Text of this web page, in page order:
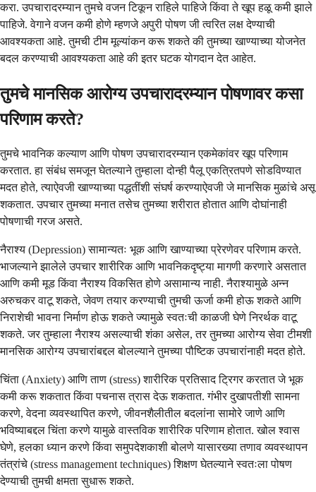
करा. उपचारादरम्यान तुमचे वजन टिकून राहिले पाहिजे किंवा ते खूप हळू कमी झाले
पाहिजे. वेगाने वजन कमी होणे म्हणजे अपुरी पोषण जी त्वरित लक्ष देण्याची
आवश्यकता आहे. तुमची टीम मूल्यांकन करू शकते की तुमच्या खाण्याच्या योजनेत
बदल करण्याची आवश्यकता आहे की इतर घटक योगदान देत आहेत.
तुमचे मानसिक आरोग्य उपचारादरम्यान पोषणावर कसा
परिणाम करते?
तुमचे भावनिक कल्याण आणि पोषण उपचारादरम्यान एकमेकांवर खूप परिणाम
करतात. हा संबंध समजून घेतल्याने तुम्हाला दोन्ही पैलू एकत्रितपणे सोडविण्यात
मदत होते, त्याऐवजी खाण्याच्या पद्धतींशी संघर्ष करण्याऐवजी जे मानसिक मुळांचे असू
शकतात. उपचार तुमच्या मनात तसेच तुमच्या शरीरात होतात आणि दोघांनाही
पोषणाची गरज असते.
नैराश्य (Depression) सामान्यतः भूक आणि खाण्याच्या प्रेरणेवर परिणाम करते.
भाजल्याने झालेले उपचार शारीरिक आणि भावनिकदृष्ट्या मागणी करणारे असतात
आणि कमी मूड किंवा नैराश्य विकसित होणे असामान्य नाही. नैराश्यामुळे अन्न
अरुचकर वाटू शकते, जेवण तयार करण्याची तुमची ऊर्जा कमी होऊ शकते आणि
निराशेची भावना निर्माण होऊ शकते ज्यामुळे स्वतःची काळजी घेणे निरर्थक वाटू
शकते. जर तुम्हाला नैराश्य असल्याची शंका असेल, तर तुमच्या आरोग्य सेवा टीमशी
मानसिक आरोग्य उपचारांबद्दल बोलल्याने तुमच्या पौष्टिक उपचारांनाही मदत होते.
चिंता (Anxiety) आणि ताण (stress) शारीरिक प्रतिसाद ट्रिगर करतात जे भूक
कमी करू शकतात किंवा पचनास त्रास देऊ शकतात. गंभीर दुखापतीशी सामना
करणे, वेदना व्यवस्थापित करणे, जीवनशैलीतील बदलांना सामोरे जाणे आणि
भविष्याबद्दल चिंता करणे यामुळे वास्तविक शारीरिक परिणाम होतात. खोल श्वास
घेणे, हलका ध्यान करणे किंवा समुपदेशकाशी बोलणे यासारख्या तणाव व्यवस्थापन
तंत्रांचे (stress management techniques) शिक्षण घेतल्याने स्वतःला पोषण
देण्याची तुमची क्षमता सुधारू शकते.